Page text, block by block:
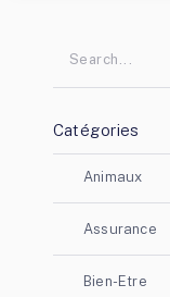
Catégories
Animaux
Assurance
Bien-Etre